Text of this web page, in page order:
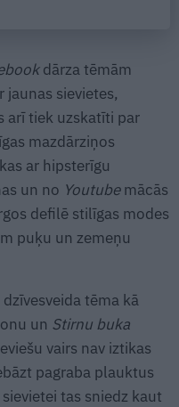
dārza tēmām
sievietes,
arī tiek uzskatīti par
mazdārziņos
ar hipsterīgu
un no Youtubemācās
defilē stilīgas modes
puķu un zemeņu
tēma kā
un Stirnu buka
vairs nav iztikas
pagraba plauktus
tas sniedz kaut